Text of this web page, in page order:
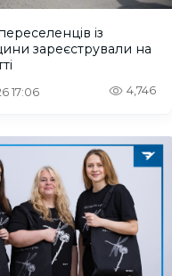
із
зареєстрували на
17:06 4,746